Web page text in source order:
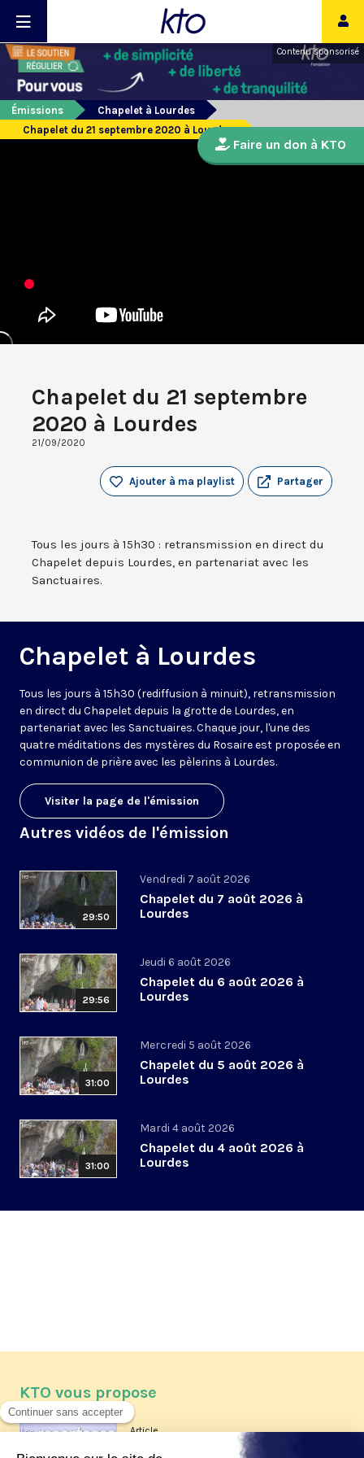
Contenu sponsorisé
Émissions
Chapelet à Lourdes
Chapelet du 21 septembre 2020 à Lourdes
Chapelet du 21 septembre
2020 à Lourdes
21/09/2020
Partager
Ajouter à ma playlist
Tous les jours à 15h30 : retransmission en direct du
Chapelet depuis Lourdes, en partenariat avec les
Sanctuaires.
Chapelet à Lourdes
Tous les jours à 15h30 (rediffusion à minuit), retransmission
en direct du Chapelet depuis la grotte de Lourdes, en
partenariat avec les Sanctuaires. Chaque jour, l'une des
quatre méditations des mystères du Rosaire est proposée en
communion de prière avec les pèlerins à Lourdes.
Visiter la page de l'émission
Autres vidéos de l'émission
29:50
Vendredi 7 août 2026
Chapelet du 7 août 2026 à
Lourdes
29:56
Jeudi 6 août 2026
Chapelet du 6 août 2026 à
Lourdes
31:00
Mercredi 5 août 2026
Chapelet du 5 août 2026 à
Lourdes
31:00
Mardi 4 août 2026
Chapelet du 4 août 2026 à
Lourdes
Faire un don à KTO
KTO vous propose
Article
Les reportages d'été 2026 de KTO